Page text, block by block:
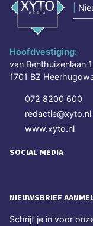
Hoofdvestiging:
van Benthuizenlaan 1
1701 BZ
072 8200 600
redactie@xyto.nl
www.xyto.nl
SOCIAL MEDIA
NIEUWSBRIEF
Schrijf je in voor